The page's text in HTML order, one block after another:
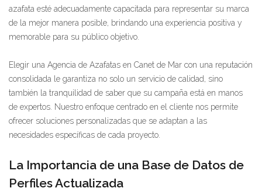
azafata esté adecuadamente capacitada para representar su marca
de la mejor manera posible, brindando una experiencia positiva y
memorable para su público objetivo.
Elegir una Agencia de Azafatas en Canet de Mar con una reputación
consolidada le garantiza no solo un servicio de calidad, sino
también la tranquilidad de saber que su campaña está en manos
de expertos. Nuestro enfoque centrado en el cliente nos permite
ofrecer soluciones personalizadas que se adaptan a las
necesidades específicas de cada proyecto.
La Importancia de una Base de Datos de
Perfiles Actualizada